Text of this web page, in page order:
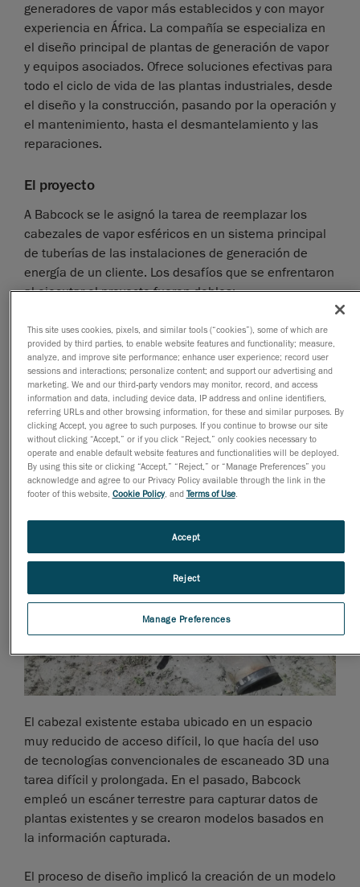
generadores de vapor más establecidos y con mayor
experiencia en África. La compañía se especializa en
el diseño principal de plantas de generación de vapor
y equipos asociados. Ofrece soluciones efectivas para
todo el ciclo de vida de las plantas industriales, desde
el diseño y la construcción, pasando por la operación y
el mantenimiento, hasta el desmantelamiento y las
reparaciones.
El proyecto
A Babcock se le asignó la tarea de reemplazar los
cabezales de vapor esféricos en un sistema principal
de tuberías de las instalaciones de generación de
energía de un cliente. Los desafíos que se enfrentaron
al ejecutar el proyecto fueron dobles:
fabricadas estuvieran conformes con las
especificaciones y respetaran los diseños
aprobados
Alinear el cabezal esférico del fabricante con los
puntos de interfaz requeridos en el sitio en las
instalaciones del cliente. El cabezal tenía un
total de cinco puntos de interfaz que se debían
alinear dentro de una tolerancia muy reducida.
El cabezal existente estaba ubicado en un espacio
muy reducido de acceso difícil, lo que hacía del uso
de tecnologías convencionales de escaneado 3D una
tarea difícil y prolongada. En el pasado, Babcock
empleó un escáner terrestre para capturar datos de
plantas existentes y se crearon modelos basados en
la información capturada.
El proceso de diseño implicó la creación de un modelo
This site uses cookies, pixels, and similar tools (“cookies”), some of which are
provided by third parties, to enable website features and functionality; measure,
analyze, and improve site performance; enhance user experience; record user
sessions and interactions; personalize content; and support our advertising and
marketing. We and our third-party vendors may monitor, record, and access
information and data, including device data, IP address and online identifiers,
referring URLs and other browsing information, for these and similar purposes. By
clicking Accept, you agree to such purposes. If you continue to browse our site
without clicking “Accept,” or if you click “Reject,” only cookies necessary to
operate and enable default website features and functionalities will be deployed.
By using this site or clicking “Accept,” “Reject,” or “Manage Preferences” you
acknowledge and agree to our Privacy Policy available through the link in the
footer of this website, Cookie Policy, and Terms of Use.
Manage Preferences
Reject
Accept